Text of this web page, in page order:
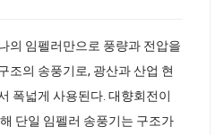
의 임펠러만으로 풍량과 전압을
조의 송풍기로, 광산과 산업 현
폭넓게 사용된다. 대향회전이
단일 임펠러 송풍기는 구조가